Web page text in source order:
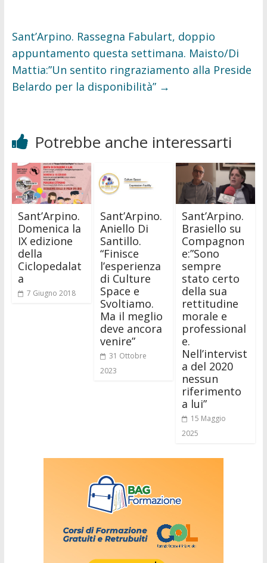
Sant’Arpino. Rassegna Fabulart, doppio
appuntamento questa settimana. Maisto/Di
Mattia:”Un sentito ringraziamento alla Preside
Belardo per la disponibilità” →
Potrebbe anche interessarti
Sant’Arpino.
Domenica la
IX edizione
della
Ciclopedalat
a
7 Giugno 2018
Sant’Arpino.
Aniello Di
Santillo.
“Finisce
l’esperienza
di Culture
Space e
Svoltiamo.
Ma il meglio
deve ancora
venire”
31 Ottobre
2023
Sant’Arpino.
Brasiello su
Compagnon
e:”Sono
sempre
stato certo
della sua
rettitudine
morale e
professional
e.
Nell’intervist
a del 2020
nessun
riferimento
a lui”
15 Maggio
2025